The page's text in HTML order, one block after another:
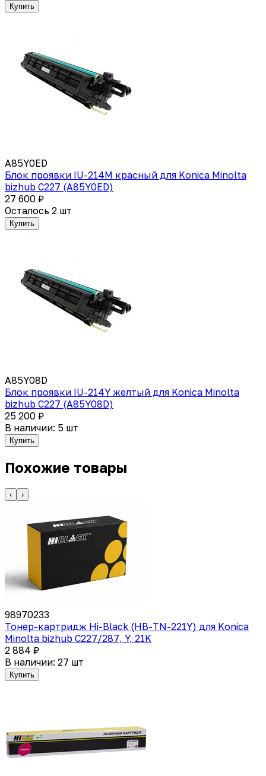
Купить
A85Y0ED
Блок проявки IU-214M красный для Konica Minolta
bizhub C227 (A85Y0ED)
27 600 ₽
Осталось 2 шт
Купить
A85Y08D
Блок проявки IU-214Y желтый для Konica Minolta
bizhub C227 (A85Y08D)
25 200 ₽
В наличии: 5 шт
Купить
Похожие товары
‹ ›
98970233
Тонер-картридж Hi-Black (HB-TN-221Y) для Konica
Minolta bizhub C227/287, Y, 21K
2 884 ₽
В наличии: 27 шт
Купить